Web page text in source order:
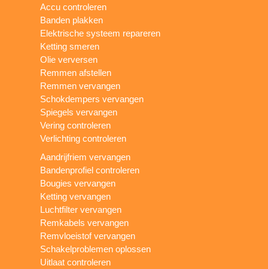
Accu controleren
Banden plakken
Elektrische systeem repareren
Ketting smeren
Olie verversen
Remmen afstellen
Remmen vervangen
Schokdempers vervangen
Spiegels vervangen
Vering controleren
Verlichting controleren
Aandrijfriem vervangen
Bandenprofiel controleren
Bougies vervangen
Ketting vervangen
Luchtfilter vervangen
Remkabels vervangen
Remvloeistof vervangen
Schakelproblemen oplossen
Uitlaat controleren